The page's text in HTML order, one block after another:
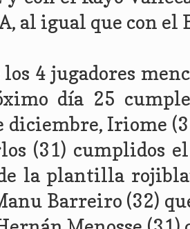
al igual que con el
los 4 jugadores
día 25
diciembre, Iriome
(31) cumplidos
la plantilla
Barreiro (32)